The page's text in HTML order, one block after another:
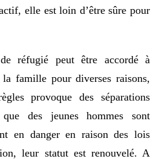
elle est loin d’être sûre pour
réfugié peut être accordé à
famille pour diverses raisons,
provoque des séparations
des jeunes hommes sont
en danger en raison des lois
leur statut est renouvelé. A